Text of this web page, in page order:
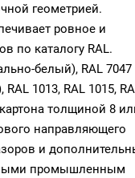
геометрией.
ровное и
по каталогу RAL.
белый), RAL 7047
1013, RAL 1015,
толщиной 8
направляющего
и
промышленным